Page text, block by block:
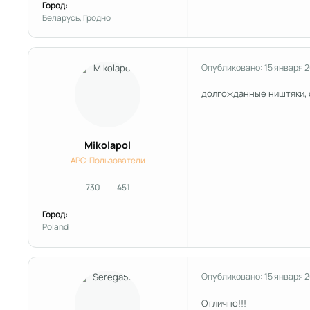
Город:
Беларусь, Гродно
Mikolapol
APC-Пользователи
730сообщения
451Репутация
Город:
Poland
Опубликовано:15 января
долгожданные ништяки,
Опубликовано:15 января
Отлично!!!